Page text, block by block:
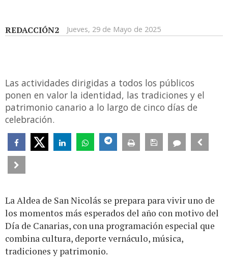
REDACCIÓN2 Jueves, 29 de Mayo de 2025
Las actividades dirigidas a todos los públicos
ponen en valor la identidad, las tradiciones y el
patrimonio canario a lo largo de cinco días de
celebración.
La Aldea de San Nicolás se prepara para vivir uno de
los momentos más esperados del año con motivo del
Día de Canarias, con una programación especial que
combina cultura, deporte vernáculo, música,
tradiciones y patrimonio.